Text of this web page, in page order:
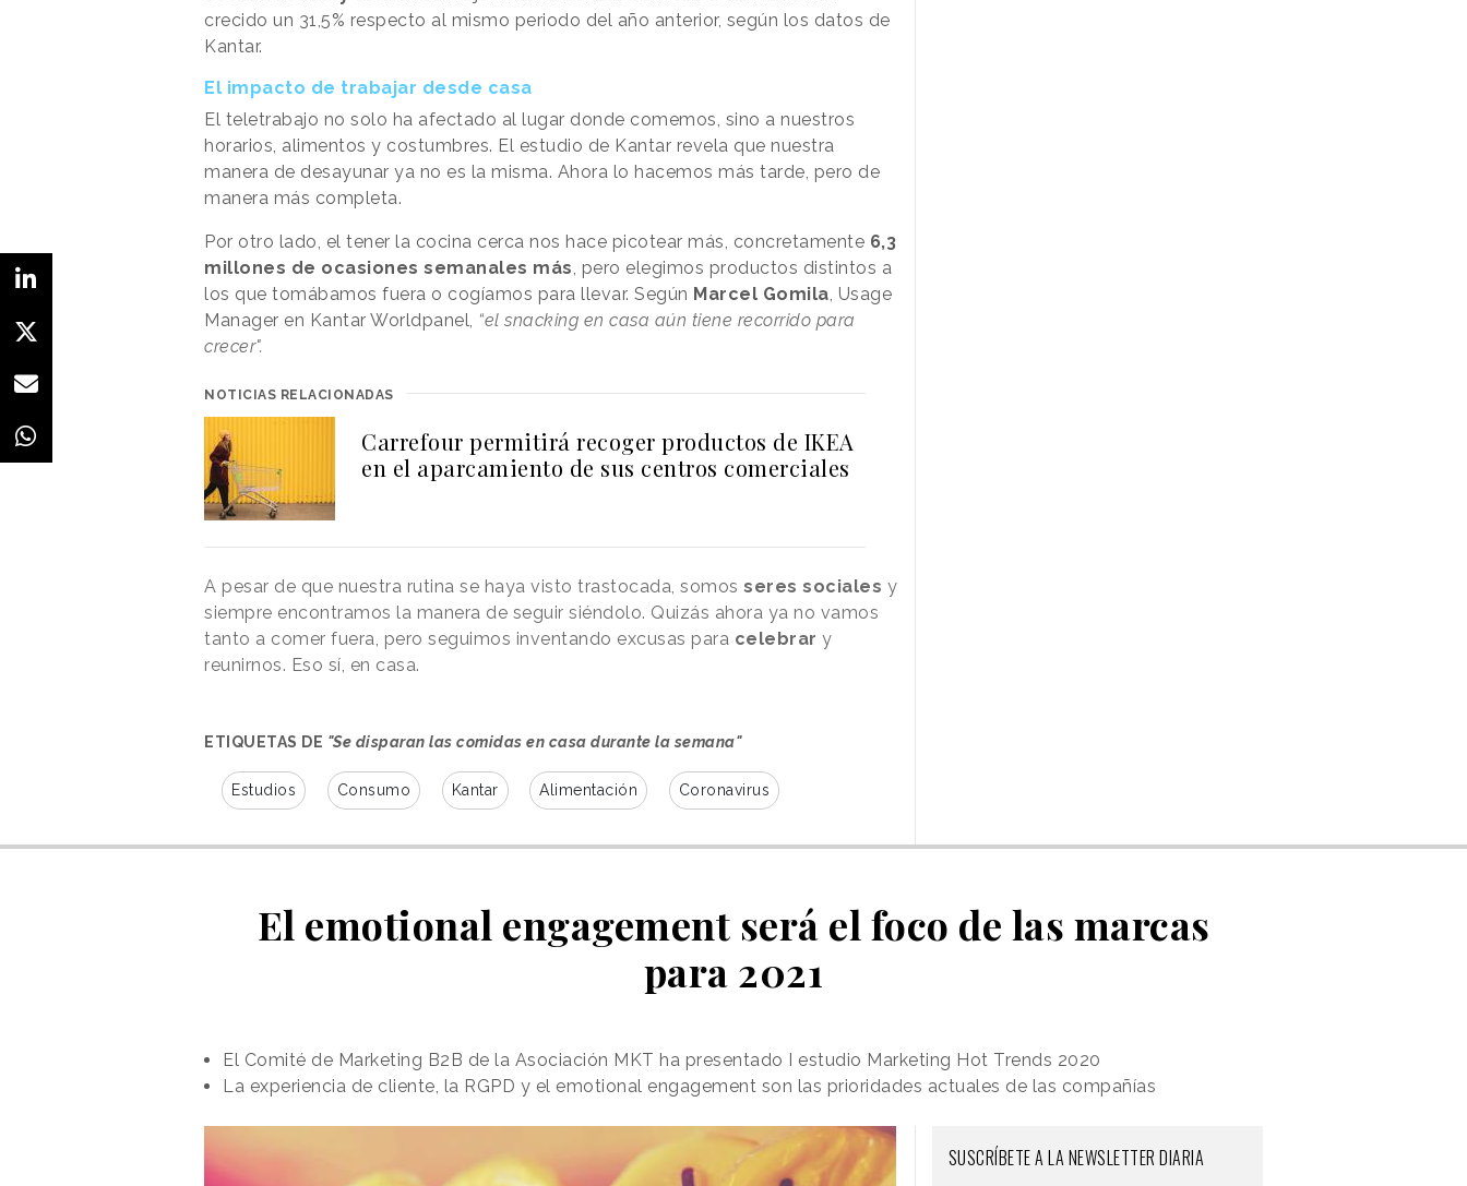
crecido un 31,5% respecto al mismo periodo del año anterior, según los datos de
Kantar.
El impacto de trabajar desde casa
El teletrabajo no solo ha afectado al lugar donde comemos, sino a nuestros
horarios, alimentos y costumbres. El estudio de Kantar revela que nuestra
manera de desayunar ya no es la misma. Ahora lo hacemos más tarde, pero de
manera más completa.
Por otro lado, el tener la cocina cerca nos hace picotear más, concretamente 6,3
millones de ocasiones semanales más , pero elegimos productos distintos a
los que tomábamos fuera o cogíamos para llevar. Según Marcel Gomila , Usage
Manager en Kantar Worldpanel,
“el snacking en casa aún tiene recorrido para
crecer".
NOTICIAS RELACIONADAS
Carrefour permitirá recoger productos de IKEA
en el aparcamiento de sus centros comerciales
A pesar de que nuestra rutina se haya visto trastocada, somos seres sociales y
siempre encontramos la manera de seguir siéndolo. Quizás ahora ya no vamos
tanto a comer fuera, pero seguimos inventando excusas para celebrar y
reunirnos. Eso sí, en casa.
ETIQUETAS DE "Se disparan las comidas en casa durante la semana"
Estudios Consumo Kantar Alimentación Coronavirus
El emotional engagement será el foco de las marcas
para 2021
El Comité de Marketing B2B de la Asociación MKT ha presentado I estudio Marketing Hot Trends 2020
La experiencia de cliente, la RGPD y el emotional engagement son las prioridades actuales de las compañías
SUSCRÍBETE A LA NEWSLETTER DIARIA